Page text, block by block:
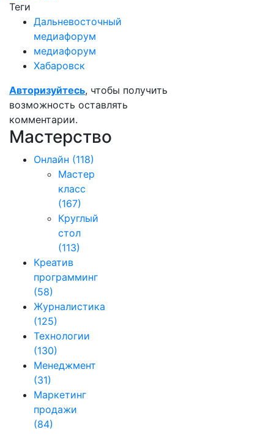
Теги
Дальневосточный
медиафорум
медиафорум
Хабаровск
Авторизуйтесь, чтобы получить
возможность оставлять
комментарии.
Мастерство
Онлайн (118)
Мастер
класс
(167)
Круглый
стол
(113)
Креатив
программинг
(58)
Журналистика
(125)
Технологии
(130)
Менеджмент
(31)
Маркетинг
продажи
(84)